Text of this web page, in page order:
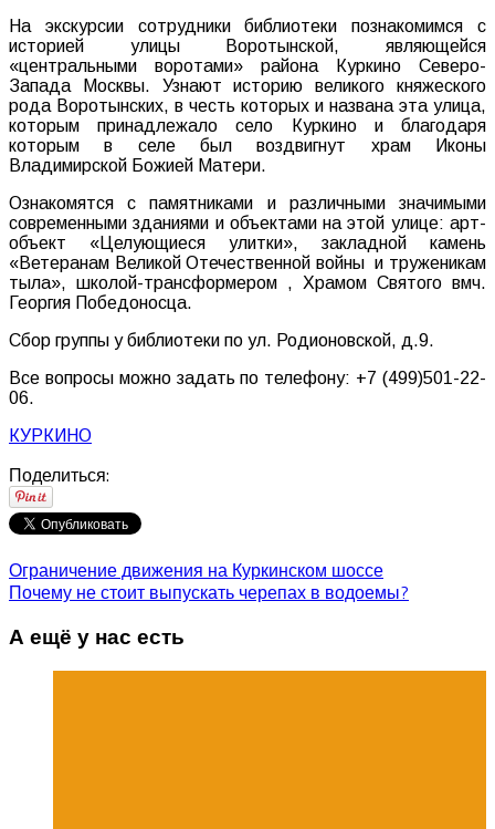
На экскурсии сотрудники библиотеки познакомимся с
историей улицы Воротынской, являющейся
«центральными воротами» района Куркино Северо-
Запада Москвы. Узнают историю великого княжеского
рода Воротынских, в честь которых и названа эта улица,
которым принадлежало село Куркино и благодаря
которым в селе был воздвигнут храм Иконы
Владимирской Божией Матери.
Ознакомятся с памятниками и различными значимыми
современными зданиями и объектами на этой улице: арт-
объект «Целующиеся улитки», закладной камень
«Ветеранам Великой Отечественной войны и труженикам
тыла», школой-трансформером , Храмом Святого вмч.
Георгия Победоносца.
Сбор группы у библиотеки по ул. Родионовской, д.9.
Все вопросы можно задать по телефону: +7 (499)501-22-
06.
КУРКИНО
Поделиться:
Ограничение движения на Куркинском шоссе
Почему не стоит выпускать черепах в водоемы?
А ещё у нас есть